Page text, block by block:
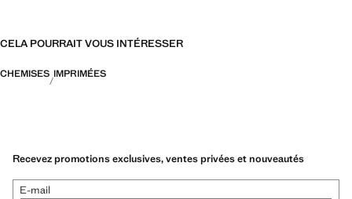
CELA POURRAIT VOUS INTÉRESSER
CHEMISES IMPRIMÉES
Recevez promotions exclusives, ventes privées et nouveautés
E-mail